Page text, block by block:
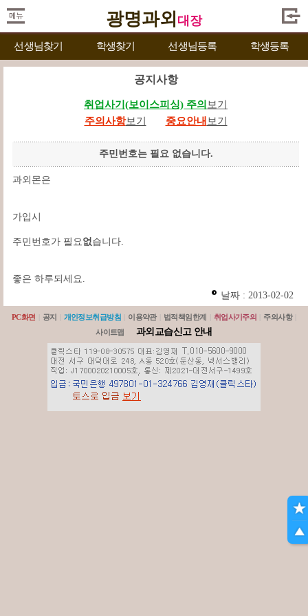
광명과외 대장
선생님찾기 학생찾기 선생님등록 학생등록
공지사항
취업사기(보이스피싱) 주의 보기
주의사항보기 중요안내 보기
주민번호는 필요 없습니다.
과외몬은
가입시
주민번호가 필요없습니다.
좋은 하루되세요.
날짜 : 2013-02-02
PC화면 공지 개인정보취급방침 이용약관 법적책임한계 취업사기주의 주의사항
사이트맵
과외교습신고 안내